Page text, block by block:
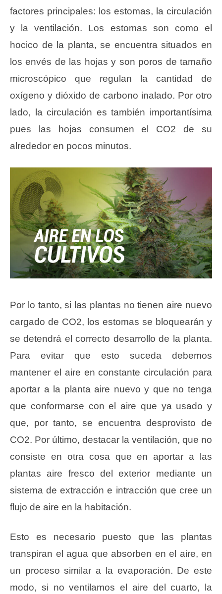
factores principales: los estomas, la circulación
y la ventilación. Los estomas son como el
hocico de la planta, se encuentra situados en
los envés de las hojas y son poros de tamaño
microscópico que regulan la cantidad de
oxígeno y dióxido de carbono inalado. Por otro
lado, la circulación es también importantísima
pues las hojas consumen el CO2 de su
alrededor en pocos minutos.
Por lo tanto, si las plantas no tienen aire nuevo
cargado de CO2, los estomas se bloquearán y
se detendrá el correcto desarrollo de la planta.
Para evitar que esto suceda debemos
mantener el aire en constante circulación para
aportar a la planta aire nuevo y que no tenga
que conformarse con el aire que ya usado y
que, por tanto, se encuentra desprovisto de
CO2. Por último, destacar la ventilación, que no
consiste en otra cosa que en aportar a las
plantas aire fresco del exterior mediante un
sistema de extracción e intracción que cree un
flujo de aire en la habitación.
Esto es necesario puesto que las plantas
transpiran el agua que absorben en el aire, en
un proceso similar a la evaporación. De este
modo, si no ventilamos el aire del cuarto, la